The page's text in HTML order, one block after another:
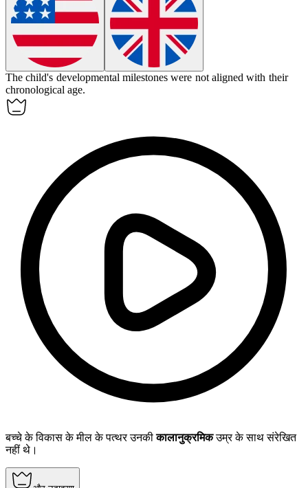
The child's developmental milestones were not aligned with their
chronological age.
बच्चे के विकास के मील के पत्थर उनकीकालानुक्रमिकउम्र के साथ संरेखित
नहीं थे।